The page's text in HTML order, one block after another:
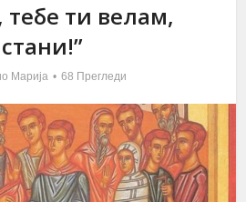
ти велам,
стани!”
Марија 68 Прегледи